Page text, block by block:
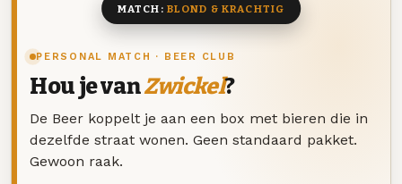
PERSONAL MATCH · BEER CLUB
Hou je vanZwickel?
De Beer koppelt je aan een box met bieren die in
dezelfde straat wonen. Geen standaard pakket.
Gewoon raak.
MATCH: BLOND & KRACHTIG